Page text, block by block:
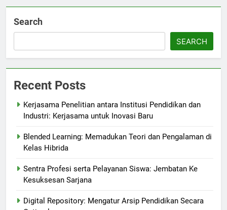
Search
SEARCH
Recent Posts
Kerjasama Penelitian antara Institusi Pendidikan dan
Industri: Kerjasama untuk Inovasi Baru
Blended Learning: Memadukan Teori dan Pengalaman di
Kelas Hibrida
Sentra Profesi serta Pelayanan Siswa: Jembatan Ke
Kesuksesan Sarjana
Digital Repository: Mengatur Arsip Pendidikan Secara